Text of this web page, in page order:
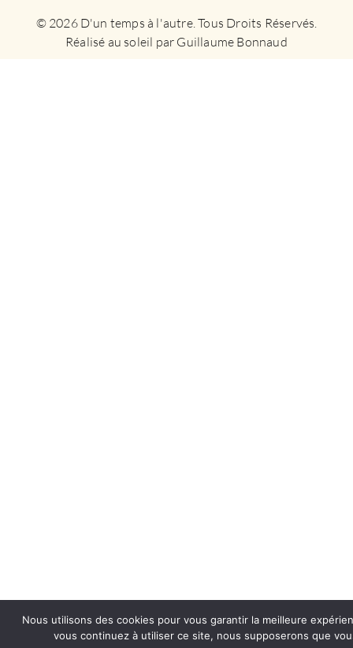
© 2026 D'un temps à l'autre. Tous Droits Réservés.
Réalisé au soleil par Guillaume Bonnaud
Nous utilisons des cookies pour vous garantir la meilleure
vous continuez à utiliser ce site, nous supposerons que